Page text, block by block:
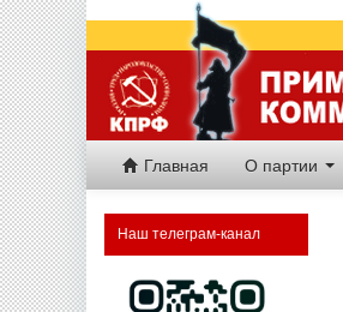
Главная О партии
Наш телеграм-канал